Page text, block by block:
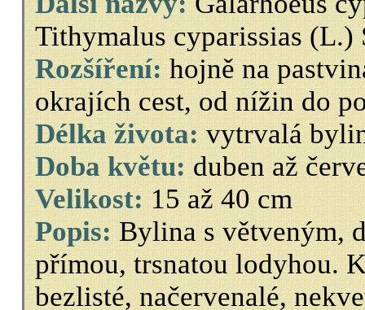
Tithymalus cyparissias (L.)
Rozšíření:hojně na
okrajích cest, od nížin do
Délka života:vytrvalá
Doba květu:duben až
Velikost:15 až 40 cm
Popis:Bylina s větveným,
přímou, trsnatou lodyhou.
bezlisté, načervenalé,